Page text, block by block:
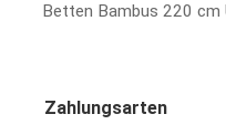
Betten Bambus 220 cm
Zahlungsarten